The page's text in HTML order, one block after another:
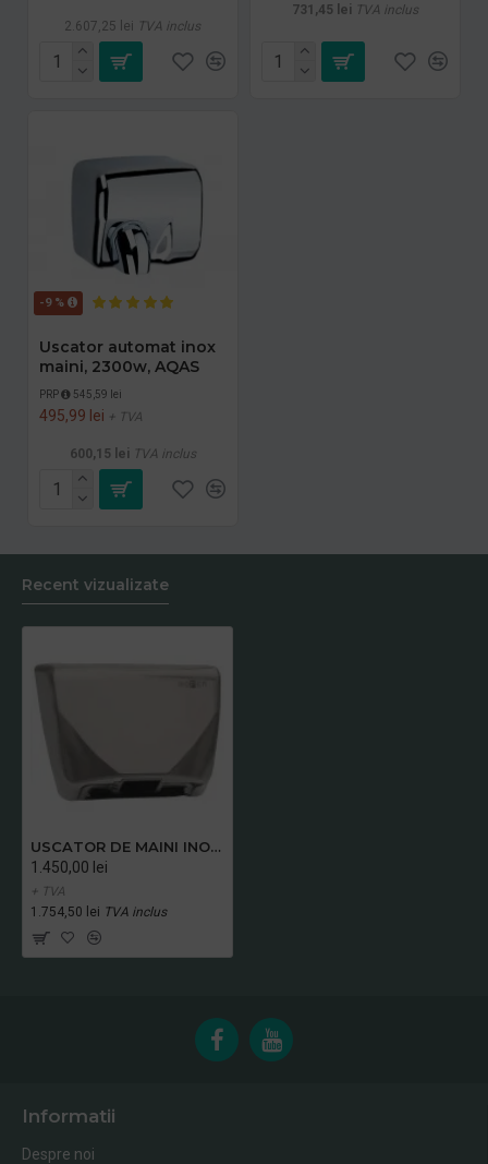
2.607,25 lei TVA inclus
731,45 lei TVA inclus
-9 %
Uscator automat inox
maini, 2300w, AQAS
PRP 545,59 lei
495,99 lei + TVA
600,15 lei TVA inclus
Recent vizualizate
USCATOR DE MAINI INOX SATINAT 2350W, NOFER
1.450,00 lei
+ TVA
1.754,50 lei TVA inclus
Informatii
Despre noi